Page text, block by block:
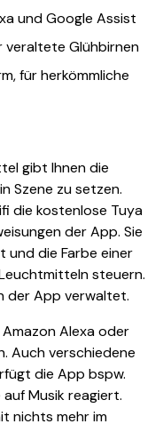
und Google Assist
veraltete Glühbirnen
für herkömmliche
gibt Ihnen die
Szene zu setzen.
die kostenlose Tuya
der App. Sie
und die Farbe einer
steuern.
der App verwaltet.
Alexa oder
Auch verschiedene
die App bspw.
Musik reagiert.
nichts mehr im